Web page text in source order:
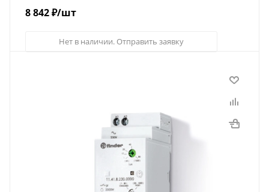
8 842₽/шт
Нет в наличии. Отправить заявку